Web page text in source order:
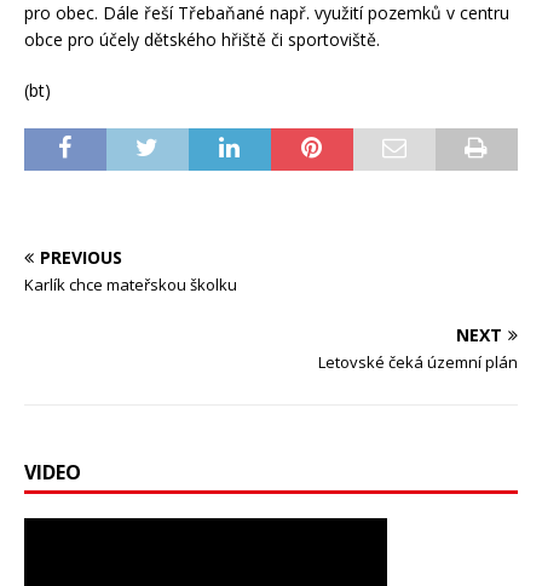
pro obec. Dále řeší Třebaňané např. využití pozemků v centru
obce pro účely dětského hřiště či sportoviště.
(bt)
PREVIOUS
Karlík chce mateřskou školku
NEXT
Letovské čeká územní plán
VIDEO